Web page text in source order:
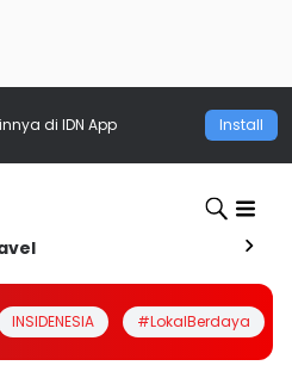
di IDN App Install
INSIDENESIA #LokalBerdaya